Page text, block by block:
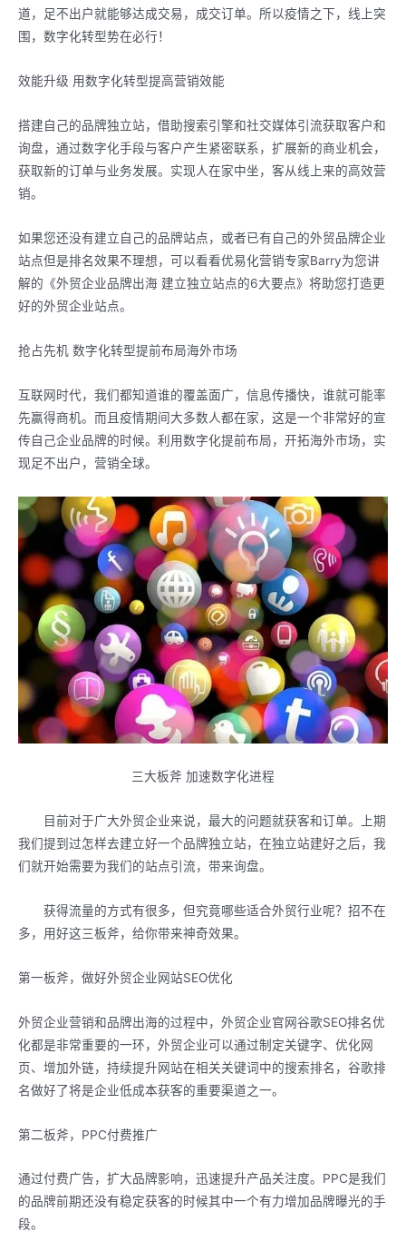
道，足不出户就能够达成交易，成交订单。所以疫情之下，线上突
围，数字化转型势在必行！
效能升级 用数字化转型提高营销效能
搭建自己的品牌独立站，借助搜索引擎和社交媒体引流获取客户和
询盘，通过数字化手段与客户产生紧密联系，扩展新的商业机会，
获取新的订单与业务发展。实现人在家中坐，客从线上来的高效营
销。
如果您还没有建立自己的品牌站点，或者已有自己的外贸品牌企业
站点但是排名效果不理想，可以看看优易化营销专家Barry为您讲
解的《外贸企业品牌出海 建立独立站点的6大要点》将助您打造更
好的外贸企业站点。
抢占先机 数字化转型提前布局海外市场
互联网时代，我们都知道谁的覆盖面广，信息传播快，谁就可能率
先赢得商机。而且疫情期间大多数人都在家，这是一个非常好的宣
传自己企业品牌的时候。利用数字化提前布局，开拓海外市场，实
现足不出户，营销全球。
三大板斧 加速数字化进程
目前对于广大外贸企业来说，最大的问题就获客和订单。上期
我们提到过怎样去建立好一个品牌独立站，在独立站建好之后，我
们就开始需要为我们的站点引流，带来询盘。
获得流量的方式有很多，但究竟哪些适合外贸行业呢？招不在
多，用好这三板斧，给你带来神奇效果。
第一板斧，做好外贸企业网站SEO优化
外贸企业营销和品牌出海的过程中，外贸企业官网谷歌SEO排名优
化都是非常重要的一环，外贸企业可以通过制定关键字、优化网
页、增加外链，持续提升网站在相关关键词中的搜索排名，谷歌排
名做好了将是企业低成本获客的重要渠道之一。
第二板斧，PPC付费推广
通过付费广告，扩大品牌影响，迅速提升产品关注度。PPC是我们
的品牌前期还没有稳定获客的时候其中一个有力增加品牌曝光的手
段。